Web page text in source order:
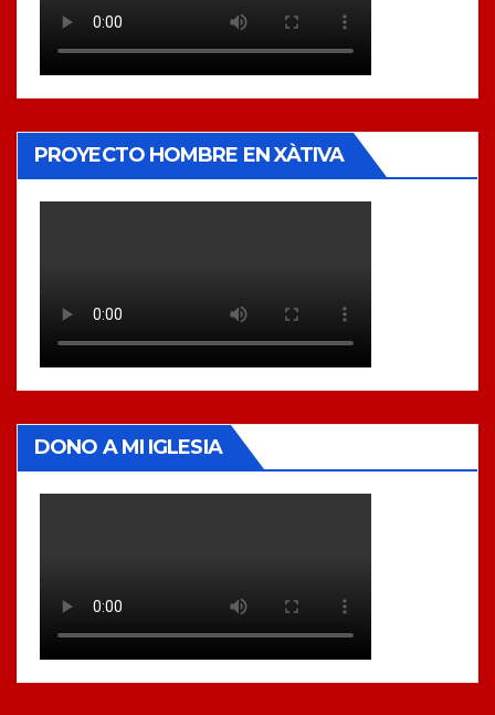
PROYECTO HOMBRE EN XÀTIVA
DONO A MI IGLESIA